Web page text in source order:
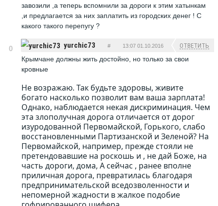
завозили ,а теперь вспомнили за дороги к этим хатынкам
,и предлагается за них заплатить из городских денег ! С
какого такого перепугу ?
0 yurchic73 # 13:07 01.10.2016 ОТВЕТИТЬ
Крымчане должны жить достойно, но только за свои
кровные
Не возражаю. Так будьте здоровы, живите
богато насколько позволит вам ваша зарплата!
Однако, наблюдается некая дискриминация. Чем
эта злополучная дорога отличается от дорог
изуродованной Первомайской, Горького, слабо
восстановленными Партизанской и Зеленой? На
Первомайской, например, прежде стояли не
претендовавшие на роскошь и , не дай Боже, на
часть дороги, дома, А сейчас , ранее вполне
приличная дорога, превратилась благодаря
предпринимательской вседозволенности и
непомерной жадности в жалкое подобие